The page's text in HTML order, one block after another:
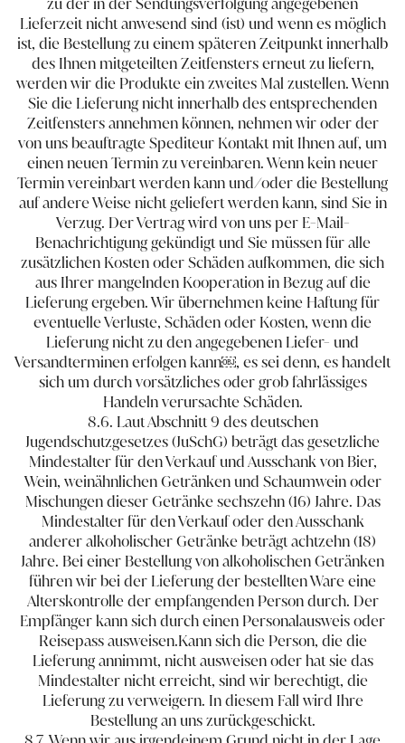
Lieferzeit nicht anwesend sind (ist) und wenn es möglich
ist, die Bestellung zu einem späteren Zeitpunkt innerhalb
des Ihnen mitgeteilten Zeitfensters erneut zu liefern,
werden wir die Produkte ein zweites Mal zustellen. Wenn
Sie die Lieferung nicht innerhalb des entsprechenden
Zeitfensters annehmen können, nehmen wir oder der
von uns beauftragte Spediteur Kontakt mit Ihnen auf, um
einen neuen Termin zu vereinbaren. Wenn kein neuer
Termin vereinbart werden kann und/oder die Bestellung
auf andere Weise nicht geliefert werden kann, sind Sie in
Verzug. Der Vertrag wird von uns per E-Mail-
Benachrichtigung gekündigt und Sie müssen für alle
zusätzlichen Kosten oder Schäden aufkommen, die sich
aus Ihrer mangelnden Kooperation in Bezug auf die
Lieferung ergeben. Wir übernehmen keine Haftung für
eventuelle Verluste, Schäden oder Kosten, wenn die
Lieferung nicht zu den angegebenen Liefer- und
Versandterminen erfolgen kann​￼​, es sei denn, es handelt
sich um durch vorsätzliches oder grob fahrlässiges
Handeln verursachte Schäden.
8.6. Laut Abschnitt 9 des deutschen
Jugendschutzgesetzes (JuSchG) beträgt das gesetzliche
Mindestalter für den Verkauf und Ausschank von Bier,
Wein, weinähnlichen Getränken und Schaumwein oder
Mischungen dieser Getränke sech​s​zehn (16) Jahre. Das
Mindestalter für den Verkauf oder den Ausschank
anderer alkoholischer Getränke beträgt achtzehn (18)
Jahre. Bei einer Bestellung von alkoholischen Getränken
führen wir bei der Lieferung der bestellten Ware eine
Alterskontrolle der empfangenden Person durch. Der
Empfänger kann sich durch einen Personalausweis oder
Reisepass ausweisen.Kann sich die Person, die die
Lieferung annimmt, nicht ausweisen oder hat sie das
Mindestalter nicht erreicht, sind wir berechtigt, die
Lieferung zu verweigern. In diesem Fall wird Ihre
Bestellung an uns zurückgeschickt.